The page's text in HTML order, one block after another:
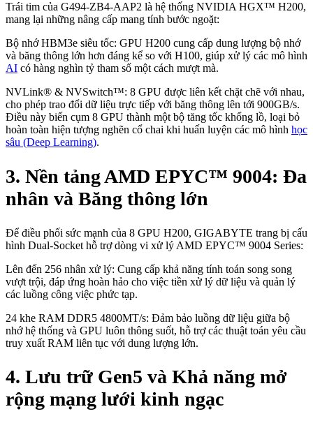
Trái tim của G494-ZB4-AAP2 là hệ thống NVIDIA HGX™ H200,
mang lại những nâng cấp mang tính bước ngoặt:
Bộ nhớ HBM3e siêu tốc: GPU H200 cung cấp dung lượng bộ nhớ
và băng thông lớn hơn đáng kể so với H100, giúp xử lý các mô hình
AI có hàng nghìn tỷ tham số một cách mượt mà.
NVLink® & NVSwitch™: 8 GPU được liên kết chặt chẽ với nhau,
cho phép trao đổi dữ liệu trực tiếp với băng thông lên tới 900GB/s.
Điều này biến cụm 8 GPU thành một bộ tăng tốc khổng lồ, loại bỏ
hoàn toàn hiện tượng nghẽn cổ chai khi huấn luyện các mô hình học
sâu (Deep Learning).
3. Nền tảng AMD EPYC™ 9004: Đa
nhân và Băng thông lớn
Để điều phối sức mạnh của 8 GPU H200, GIGABYTE trang bị cấu
hình Dual-Socket hỗ trợ dòng vi xử lý AMD EPYC™ 9004 Series:
Lên đến 256 nhân xử lý: Cung cấp khả năng tính toán song song
vượt trội, đáp ứng hoàn hảo cho việc tiền xử lý dữ liệu và quản lý
các luồng công việc phức tạp.
24 khe RAM DDR5 4800MT/s: Đảm bảo luồng dữ liệu giữa bộ
nhớ hệ thống và GPU luôn thông suốt, hỗ trợ các thuật toán yêu cầu
truy xuất RAM liên tục với dung lượng lớn.
4. Lưu trữ Gen5 và Khả năng mở
rộng mạng lưới kinh ngạc